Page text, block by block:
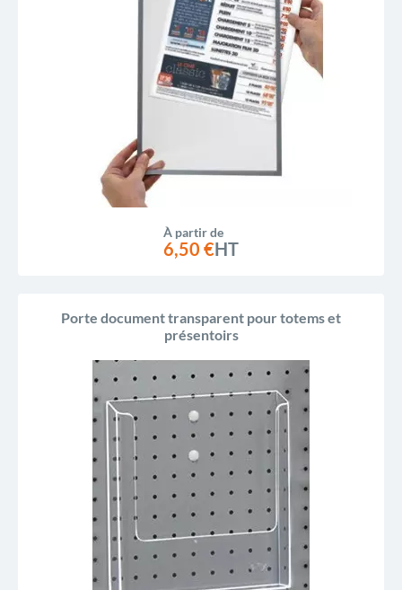
À partir de
6,50 €HT
Porte document transparent pour totems et
présentoirs